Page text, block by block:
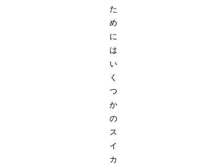
た
め
に
は
い
く
つ
か
の
ス
イ
カ